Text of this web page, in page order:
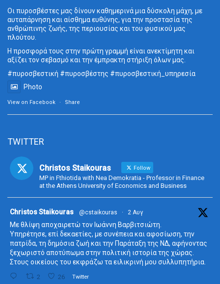
Οι πυροσβέστες μας δίνουν καθημερινά μια δύσκολη μάχη, με
αυταπάρνηση και αίσθημα ευθύνης, για την προστασία της
ανθρώπινης ζωής, της περιουσίας και του φυσικού μας
πλούτου.
Η προσφορά τους στην πρώτη γραμμή είναι ανεκτίμητη και
αξίζει τον σεβασμό και την έμπρακτη στήριξη όλων μας.
#πυροσβεστική #πυροσβέστης #πυροσβεστική_ υπηρεσία
Photo
View on Facebook · Share
TWITTER
Christos Staikouras Follow
MP in Fthiotida with Nea Demokratia - Professor in Finance
at the Athens University of Economics and Business
Christos Staikouras @cstaikouras · 2 Αυγ
Με θλίψη αποχαιρετώ τον Ιωάννη Βαρβιτσιώτη.
Υπηρέτησε, επί δεκαετίες, με συνέπεια και αφοσίωση, την
πατρίδα, τη δημόσια ζωή και την Παράταξη της ΝΔ, αφήνοντας
ξεχωριστό αποτύπωμα στην πολιτική ιστορία της χώρας.
Στους οικείους του εκφράζω τα ειλικρινή μου συλλυπητήρια.
2 26 Twitter